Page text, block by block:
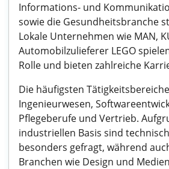
Informations- und
sowie die Gesundheitsbranche
Lokale Unternehmen wie MAN,
Automobilzulieferer LEGO
Rolle und bieten zahlreiche
Die häufigsten
Ingenieurwesen,
Pflegeberufe und Vertrieb.
industriellen Basis sind
besonders gefragt, während
Branchen wie Design und